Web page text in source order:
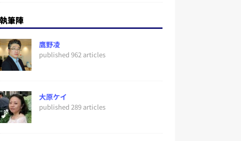
執筆陣
鷹野凌
published 962 articles
大原ケイ
published 289 articles